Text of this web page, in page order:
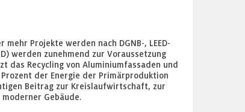
Projekte werden nach DGNB-, LEED-
werden zunehmend zur Voraussetzung
das Recycling von Aluminiumfassaden und
der Energie der Primärproduktion
Beitrag zur Kreislaufwirtschaft, zur
Gebäude.